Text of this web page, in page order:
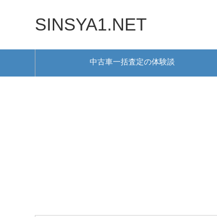
SINSYA1.NET
中古車一括査定の体験談